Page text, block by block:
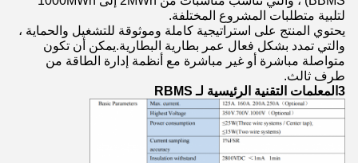
لتلبية متطلبات المشروع المختلفة.
يحتوي المنتج على استراتيجية كاملة وموثوقة للتشغيل والحماية ،
والتي تمدد بشكل فعال عمر بطارية البطارية.يمكن أن تكون
متواصلة مباشرة أو غير مباشرة مع أنظمة إدارة الطاقة من
طرف ثالث.
3المعلمات التقنية الرئيسية لـ RBMS